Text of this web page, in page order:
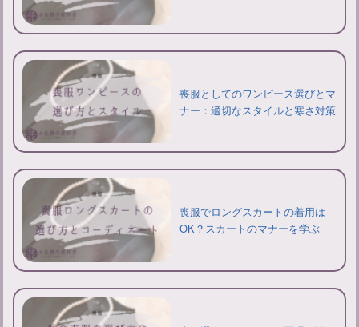
喪服としてのワンピース選びとマ
ナー：適切なスタイルと寒さ対策
喪服でロングスカートの着用は
OK？スカートのマナーを学ぶ